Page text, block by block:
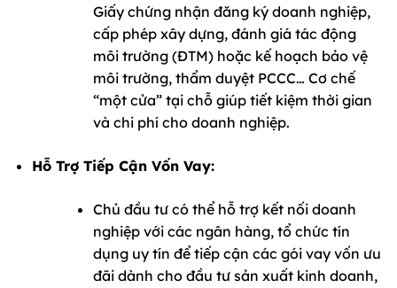
Giấy chứng nhận đăng ký doanh nghiệp,
cấp phép xây dựng, đánh giá tác động
môi trường (ĐTM) hoặc kế hoạch bảo vệ
môi trường, thẩm duyệt PCCC… Cơ chế
“một cửa” tại chỗ giúp tiết kiệm thời gian
và chi phí cho doanh nghiệp.
Hỗ Trợ Tiếp Cận Vốn Vay:
Chủ đầu tư có thể hỗ trợ kết nối doanh
nghiệp với các ngân hàng, tổ chức tín
dụng uy tín để tiếp cận các gói vay vốn ưu
đãi dành cho đầu tư sản xuất kinh doanh,